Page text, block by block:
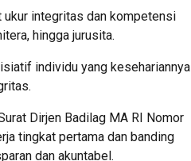
ukur integritas dan kompetensi
hingga jurusita.
individu yang kesehariannya
Dirjen Badilag MA RI Nomor
tingkat pertama dan banding
dan akuntabel.